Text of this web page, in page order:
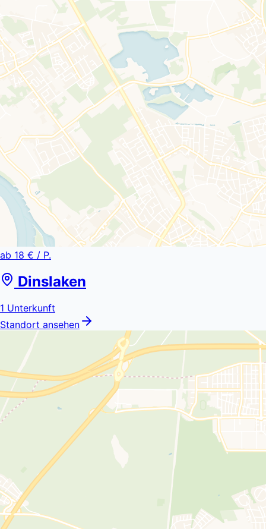
ab 18 € / P.
Dinslaken
1 Unterkunft
Standort ansehen